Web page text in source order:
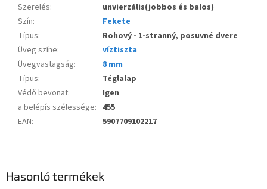
Szerelés:
unvierzális(jobbos és balos)
Szín:
Fekete
Típus:
Rohový - 1-stranný, posuvné dvere
Üveg színe:
víztiszta
Üvegvastagság:
8 mm
Típus:
Téglalap
Védő bevonat:
Igen
a belépís szélessége: 455
EAN: 5907709102217
Hasonló termékek